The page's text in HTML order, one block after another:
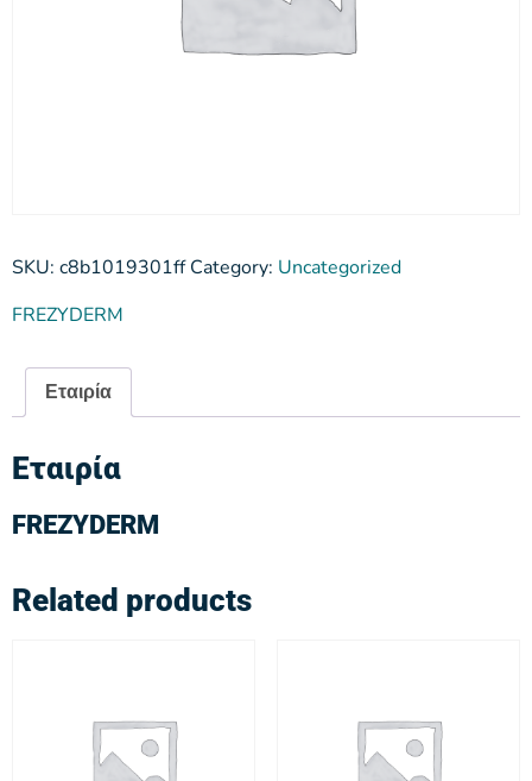
SKU: c8b1019301ff Category: Uncategorized
FREZYDERM
Εταιρία
Εταιρία
FREZYDERM
Related products